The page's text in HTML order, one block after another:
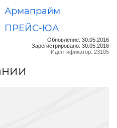
Армапрайм
ПРЕЙС-ЮА
Обновление: 30.05.2016
Зарегистрировано: 30.05.2016
Идентификатор: 23105